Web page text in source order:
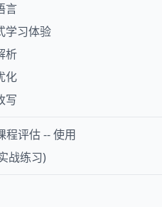
言
学习体验
析
化
写
程评估 -- 使用
战练习)